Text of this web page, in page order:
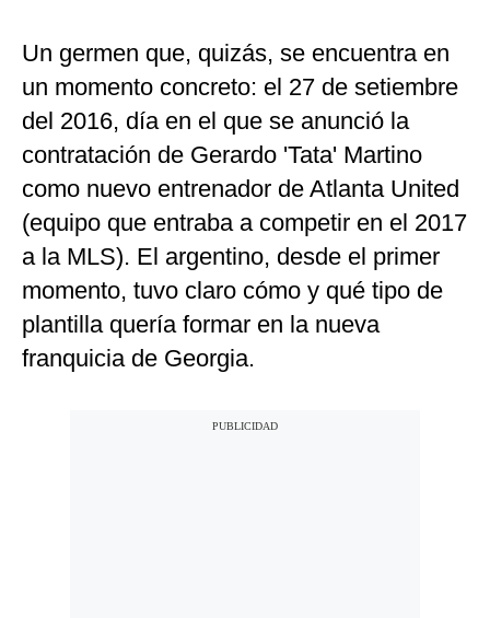
Un germen que, quizás, se encuentra en
un momento concreto: el 27 de setiembre
del 2016, día en el que se anunció la
contratación de Gerardo 'Tata' Martino
como nuevo entrenador de Atlanta United
(equipo que entraba a competir en el 2017
a la MLS). El argentino, desde el primer
momento, tuvo claro cómo y qué tipo de
plantilla quería formar en la nueva
franquicia de Georgia.